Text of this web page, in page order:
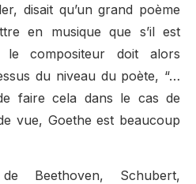
disait qu’un grand poème
en musique que s’il est
le compositeur doit alors
du niveau du poète, “…
faire cela dans le cas de
vue, Goethe est beaucoup
Beethoven, Schubert,